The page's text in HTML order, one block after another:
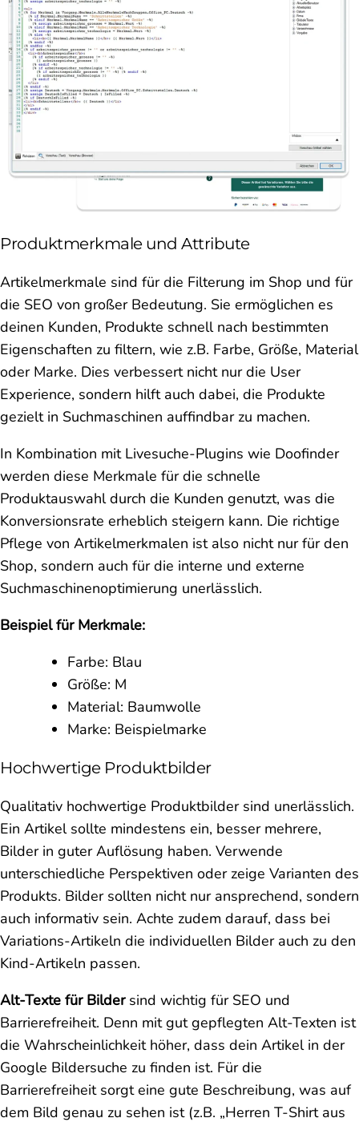
Produktmerkmale und Attribute
Artikelmerkmale sind für die Filterung im Shop und für
die SEO von großer Bedeutung. Sie ermöglichen es
deinen Kunden, Produkte schnell nach bestimmten
Eigenschaften zu filtern, wie z.B. Farbe, Größe, Material
oder Marke. Dies verbessert nicht nur die User
Experience, sondern hilft auch dabei, die Produkte
gezielt in Suchmaschinen auffindbar zu machen.
In Kombination mit Livesuche-Plugins wie Doofinder
werden diese Merkmale für die schnelle
Produktauswahl durch die Kunden genutzt, was die
Konversionsrate erheblich steigern kann. Die richtige
Pflege von Artikelmerkmalen ist also nicht nur für den
Shop, sondern auch für die interne und externe
Suchmaschinenoptimierung unerlässlich.
Beispiel für Merkmale:
Farbe: Blau
Größe: M
Material: Baumwolle
Marke: Beispielmarke
Hochwertige Produktbilder
Qualitativ hochwertige Produktbilder sind unerlässlich.
Ein Artikel sollte mindestens ein, besser mehrere,
Bilder in guter Auflösung haben. Verwende
unterschiedliche Perspektiven oder zeige Varianten des
Produkts. Bilder sollten nicht nur ansprechend, sondern
auch informativ sein. Achte zudem darauf, dass bei
Variations-Artikeln die individuellen Bilder auch zu den
Kind-Artikeln passen.
Alt-Texte für Bildersind wichtig für SEO und
Barrierefreiheit. Denn mit gut gepflegten Alt-Texten ist
die Wahrscheinlichkeit höher, dass dein Artikel in der
Google Bildersuche zu finden ist. Für die
Barrierefreiheit sorgt eine gute Beschreibung, was auf
dem Bild genau zu sehen ist (z.B. „Herren T-Shirt aus